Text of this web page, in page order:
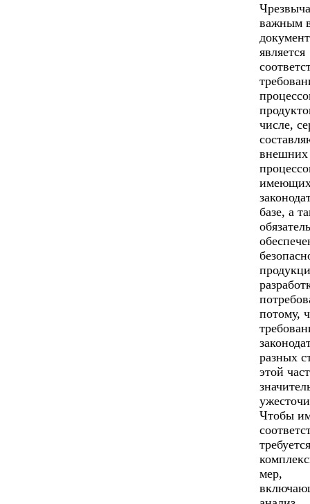
важным
является
числе,
внешних
базе, а
потому,
разных
этой
Чтобы
требуется
мер,